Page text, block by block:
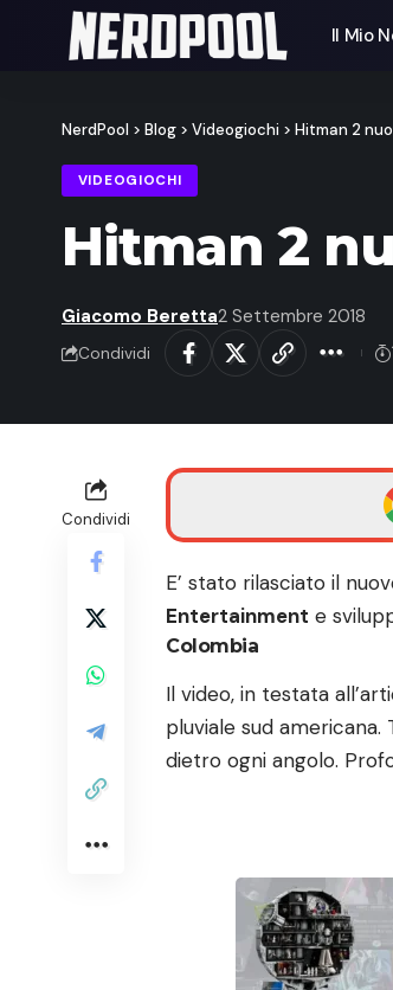
Il Mio
NerdPool > Blog > Videogiochi > Hitman 2
VIDEOGIOCHI
Hitman 2
Giacomo Beretta2 Settembre 2018
Condividi
Condividi
E’ stato rilasciato il
Entertainment e
Colombia
Il video, in testata
pluviale sud
dietro ogni angolo.